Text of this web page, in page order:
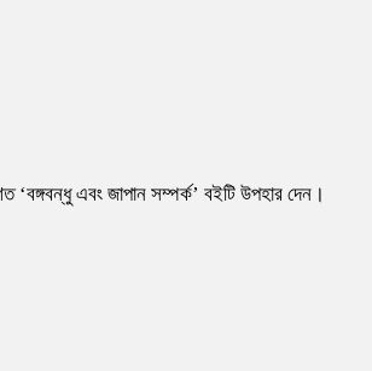
‘বঙ্গবন্ধু এবং জাপান সম্পর্ক’ বইটি উপহার দেন।